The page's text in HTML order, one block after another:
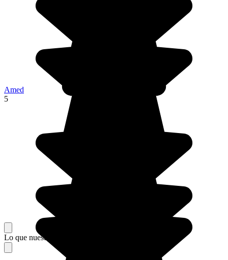
Amed
5
Lo que nuestros viajeros piensan de su estancia